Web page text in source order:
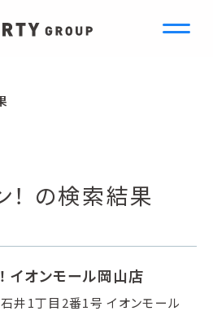
！ の検索結果
イオンモール岡山店
井1丁目2番1号 イオンモール